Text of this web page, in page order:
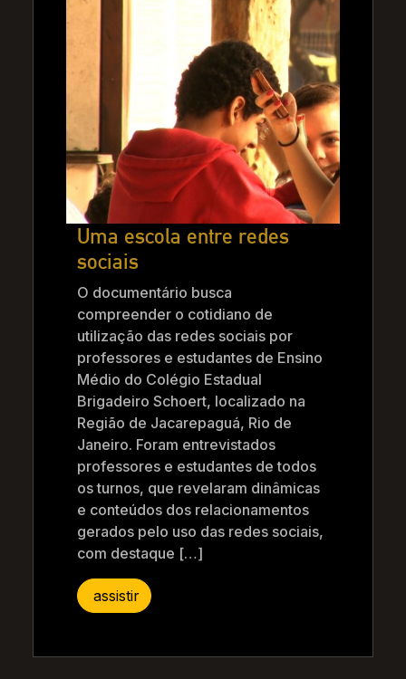
Uma escola entre redes
sociais
O documentário busca
compreender o cotidiano de
utilização das redes sociais por
professores e estudantes de Ensino
Médio do Colégio Estadual
Brigadeiro Schoert, localizado na
Região de Jacarepaguá, Rio de
Janeiro. Foram entrevistados
professores e estudantes de todos
os turnos, que revelaram dinâmicas
e conteúdos dos relacionamentos
gerados pelo uso das redes sociais,
com destaque […]
assistir